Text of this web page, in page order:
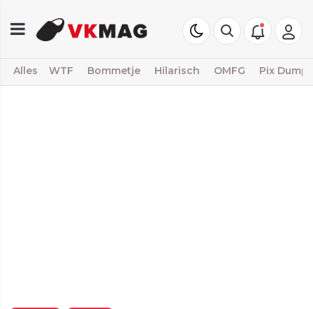
Alles WTF Bommetje Hilarisch OMFG Pix Dump